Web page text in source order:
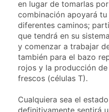
en lugar de tomarlas
combinación apoyará
diferentes caminos;
que tendrá en su
y comenzar a trabajar
también para el bazo
rojos y la producción
frescos (células T).
Cualquiera sea el